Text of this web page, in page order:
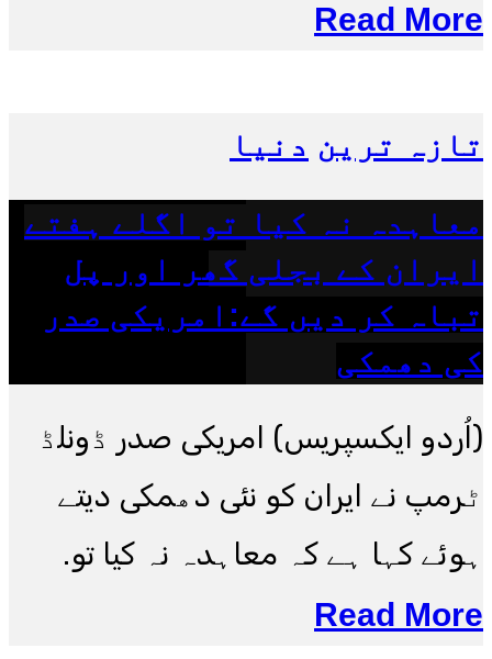
Read More
تازہ ترین دنیا
معاہدہ نہ کیا تو اگلے ہفتے
ایران کے بجلی گھر اور پل
تباہ کر دیں گے:امریکی صدر
کی دھمکی
(اُردو ایکسپریس) امریکی صدر ڈونلڈ
ٹرمپ نے ایران کو نئی دھمکی دیتے
ہوئے کہا ہے کہ معاہدہ نہ کیا تو.
Read More